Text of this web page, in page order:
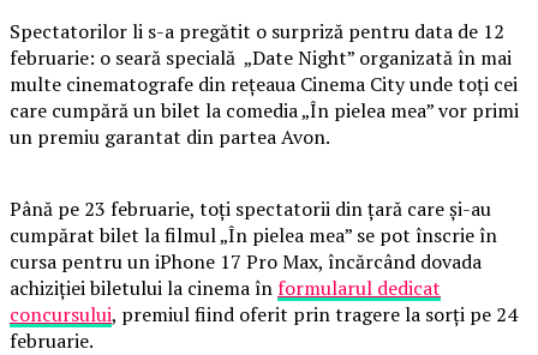
Spectatorilor li s-a pregătit o surpriză pentru data de 12
februarie: o seară specială „Date Night” organizată în mai
multe cinematografe din rețeaua Cinema City unde toți cei
care cumpără un bilet la comedia „În pielea mea” vor primi
un premiu garantat din partea Avon.
Până pe 23 februarie, toți spectatorii din țară care și-au
cumpărat bilet la filmul „În pielea mea” se pot înscrie în
cursa pentru un iPhone 17 Pro Max, încărcând dovada
achiziției biletului la cinema înformularul dedicat
concursului, premiul fiind oferit prin tragere la sorți pe 24
februarie.